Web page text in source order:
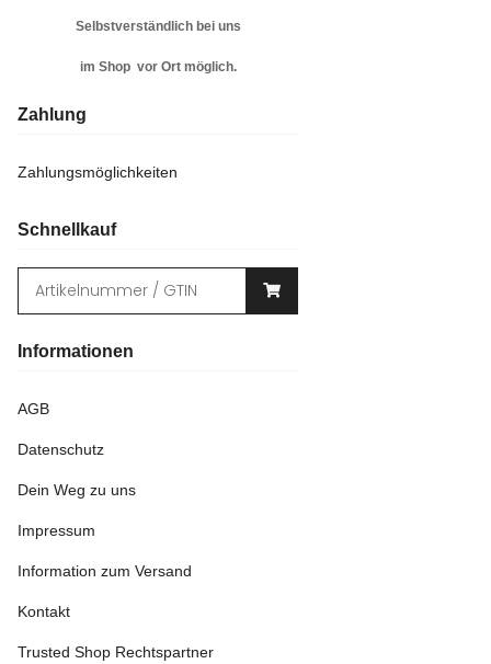
Selbstverständlich bei uns
im Shop vor Ort möglich.
Zahlung
Zahlungsmöglichkeiten
Schnellkauf
Informationen
AGB
Datenschutz
Dein Weg zu uns
Impressum
Information zum Versand
Kontakt
Trusted Shop Rechtspartner